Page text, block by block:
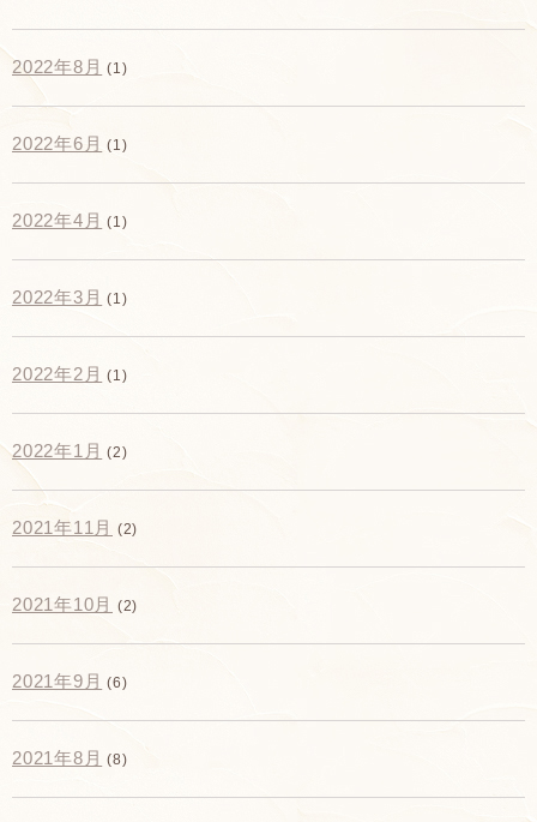
2022年8月 (1)
2022年6月 (1)
2022年4月 (1)
2022年3月 (1)
2022年2月 (1)
2022年1月 (2)
2021年11月 (2)
2021年10月 (2)
2021年9月 (6)
2021年8月 (8)